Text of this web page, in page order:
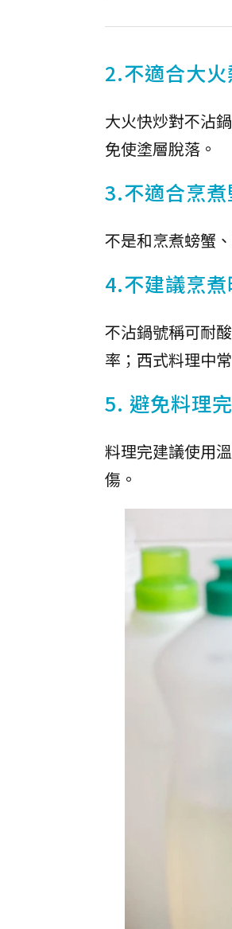
2.不適合大火
大火快炒對不沾
免使塗層脫落。
3.不適合烹
不是和烹煮螃蟹
4.不建議烹
不沾鍋號稱可耐
率；西式料理中
5. 避免料理
料理完建議使用
傷。